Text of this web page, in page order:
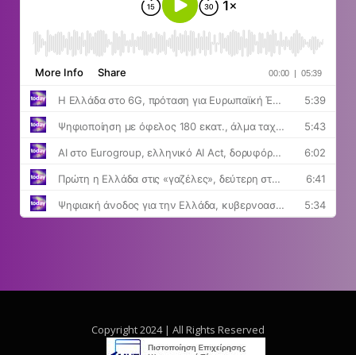
Copyright 2024 | All Rights Reserved